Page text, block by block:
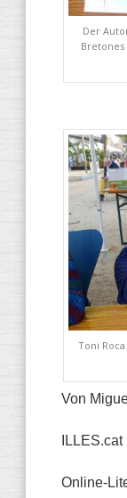
Der
Toni Roca
Von
ILLES.cat
Online-